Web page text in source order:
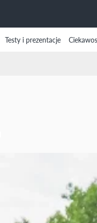
Testy i prezentacje